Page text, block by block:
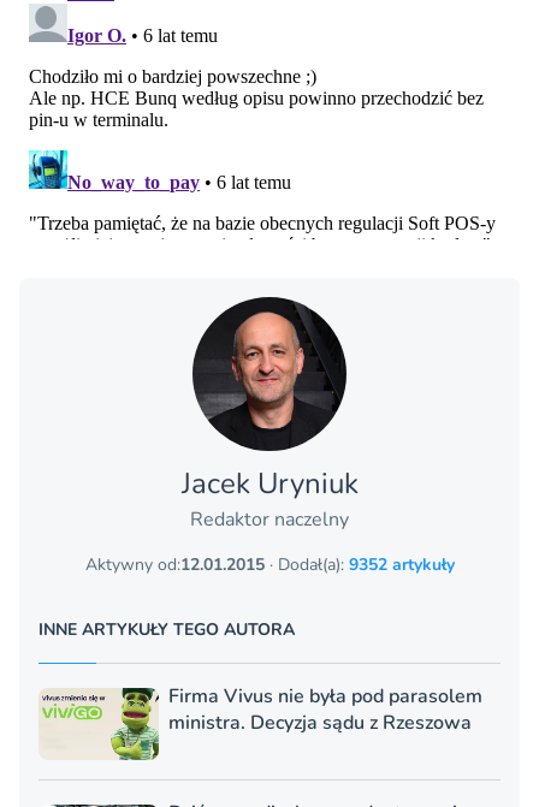
Jacek Uryniuk
Redaktor naczelny
Aktywny od:12.01.2015· Dodał(a): 9352 artykuły
INNE ARTYKUŁY TEGO AUTORA
Firma Vivus nie była pod parasolem
ministra. Decyzja sądu z Rzeszowa